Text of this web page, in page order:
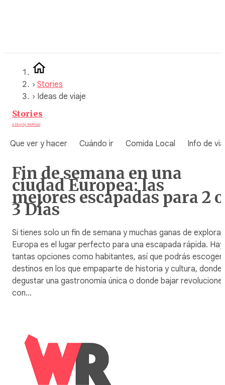
› Stories
› Ideas de viaje
Stories
A blog by WeRoad
Que ver y hacer Cuándo ir Comida Local Info de
Fin de semana en una
ciudad Europea: las
mejores escapadas para 2 o
3 Días
Si tienes solo un fin de semana y muchas ganas de explorar,
Europa es el lugar perfecto para una escapada rápida. Hay
tantas opciones como habitantes, así que podrás escoger
destinos en los que empaparte de historia y cultura, donde
degustar una gastronomía única o donde bajar
con…